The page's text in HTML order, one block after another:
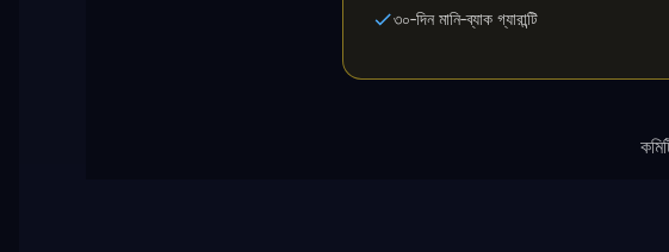
৩০‑দিন মানি‑ব্যাক গ্যারান্টি